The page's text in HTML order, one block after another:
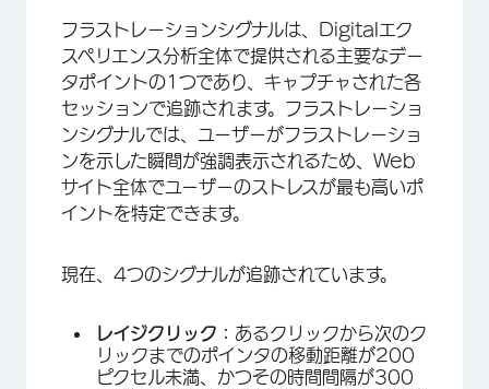
フラストレーションシグナルは、Digitalエク
スペリエンス分析全体で提供される主要なデー
タポイントの1つであり、キャプチャされた各
セッションで追跡されます。フラストレーショ
ンシグナルでは、ユーザーがフラストレーショ
ンを示した瞬間が強調表示されるため、Web
サイト全体でユーザーのストレスが最も高いポ
イントを特定できます。
現在、4つのシグナルが追跡されています。
レイジクリック： あるクリックから次のク
リックまでのポインタの移動距離が200
ピクセル未満、かつその時間間隔が300